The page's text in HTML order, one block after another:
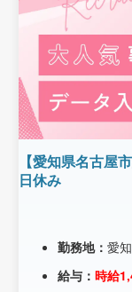
【愛知県名古屋
日休み
勤務地： 愛
給与： 時給